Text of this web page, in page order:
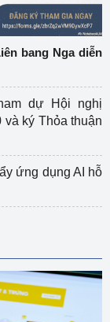
bang Nga diễn
dự Hội nghị
ký Thỏa thuận
ứng dụng AI hỗ